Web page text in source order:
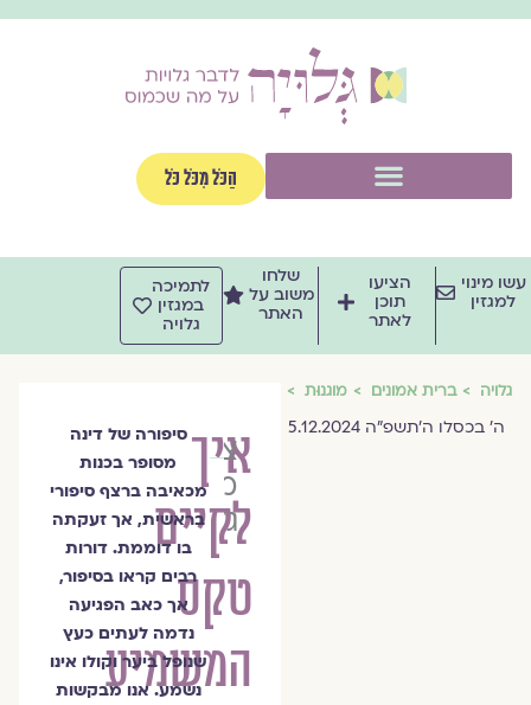
הַכֹּל מִכֹּל כֹּל
מינוי
למגזין
הציעו
תוכן
לאתר
שלחו
משוב על
האתר
לתמיכה
במגזין
גלויה
גלויה ברית אמונים מוגנוּת
ה׳ בכסלו ה׳תשפ״ה 5.12.2024
איך
לקיים
טקס
המשמיע
צוות
מגזין
גלויה
סיפורה של דינה
מסופר בכנות
מכאיבה ברצף סיפורי
בראשית, אך זעקתה
בו דוממת. דורות
רבים קראו בסיפור,
אך כאב הפגיעה
נדמה לעתים כעץ
שנופל ביער וקולו אינו
נשמע. אנו מבקשות